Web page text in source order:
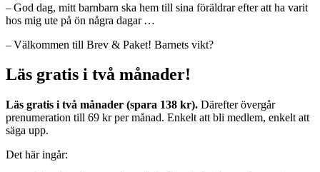
– God dag, mitt barnbarn ska hem till sina föräldrar efter att ha varit
hos mig ute på ön några dagar …
– Välkommen till Brev & Paket! Barnets vikt?
Läs gratis i två månader!
Läs gratis i två månader (spara 138 kr). Därefter övergår
prenumeration till 69 kr per månad. Enkelt att bli medlem, enkelt att
säga upp.
Det här ingår: